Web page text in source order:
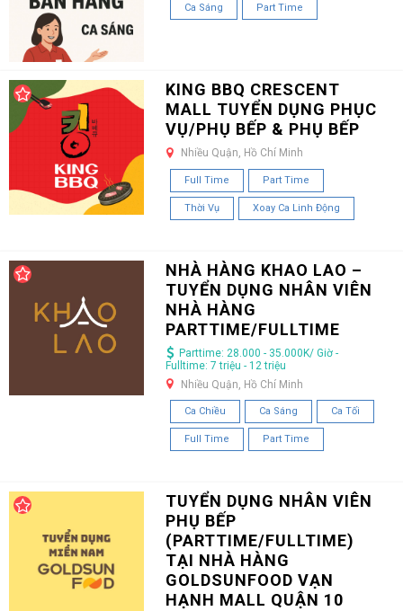
Ca Sáng Part Time
KING BBQ CRESCENT
MALL TUYỂN DỤNG PHỤC
VỤ/PHỤ BẾP & PHỤ BẾP
Nhiều Quận, Hồ Chí Minh
Full Time Part Time
Thời Vụ Xoay Ca Linh Động
NHÀ HÀNG KHAO LAO –
TUYỂN DỤNG NHÂN VIÊN
NHÀ HÀNG
PARTTIME/FULLTIME
Parttime: 28.000 - 35.000K/ Giờ -
Fulltime: 7 triệu - 12 triệu
Nhiều Quận, Hồ Chí Minh
Ca Chiều Ca Sáng Ca Tối
Full Time Part Time
TUYỂN DỤNG NHÂN VIÊN
PHỤ BẾP
(PARTTIME/FULLTIME)
TẠI NHÀ HÀNG
GOLDSUNFOOD VẠN
HẠNH MALL QUẬN 10